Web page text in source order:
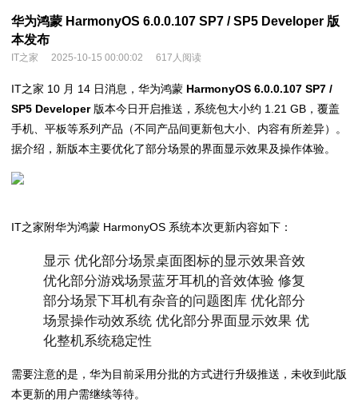
华为鸿蒙 HarmonyOS 6.0.0.107 SP7 / SP5 Developer 版
本发布
IT之家 2025-10-15 00:00:02 617人阅读
IT之家 10 月 14 日消息，华为鸿蒙 HarmonyOS 6.0.0.107 SP7 /
SP5 Developer版本今日开启推送，系统包大小约 1.21 GB，覆盖
手机、平板等系列产品（不同产品间更新包大小、内容有所差异）。
据介绍，新版本主要优化了部分场景的界面显示效果及操作体验。
IT之家附华为鸿蒙 HarmonyOS 系统本次更新内容如下：
显示 优化部分场景桌面图标的显示效果音效
优化部分游戏场景蓝牙耳机的音效体验 修复
部分场景下耳机有杂音的问题图库 优化部分
场景操作动效系统 优化部分界面显示效果 优
化整机系统稳定性
需要注意的是，华为目前采用分批的方式进行升级推送，未收到此版
本更新的用户需继续等待。